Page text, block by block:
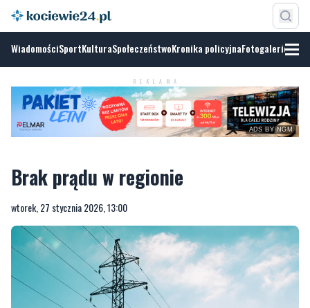
WiadomościSportKulturaSpołeczeństwoKronika policyjnaFotogalerie
REKLAMA
ADS BY NGM
Brak prądu w regionie
wtorek, 27 stycznia 2026, 13:00